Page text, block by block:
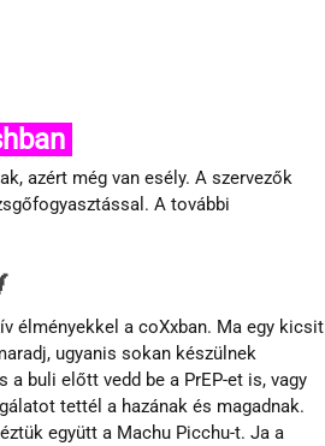
azért még van esély. A szervezők
A további
élményekkel a coXxban. Ma egy kicsit
ugyanis sokan készülnek
buli előtt vedd be a PrEP-et is, vagy
tettél a hazának és magadnak.
együtt a Machu Picchu-t. Ja a